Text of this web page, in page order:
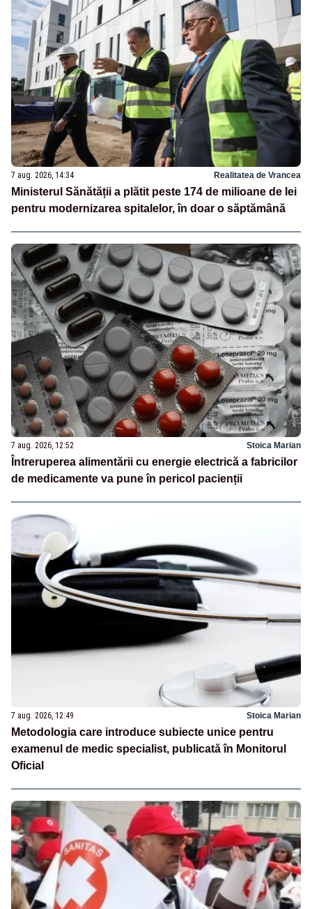
7 aug. 2026, 14:34 Realitatea de Vrancea
Ministerul Sănătății a plătit peste 174 de milioane de lei
pentru modernizarea spitalelor, în doar o săptămână
7 aug. 2026, 12:52 Stoica Marian
Întreruperea alimentării cu energie electrică a fabricilor
de medicamente va pune în pericol pacienții
7 aug. 2026, 12:49 Stoica Marian
Metodologia care introduce subiecte unice pentru
examenul de medic specialist, publicată în Monitorul
Oficial